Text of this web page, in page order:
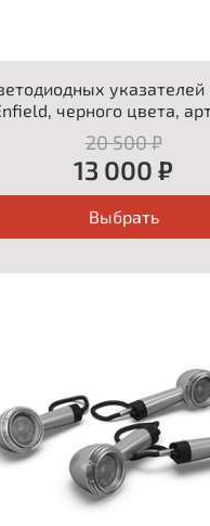
черного цвета,
20 500 ₽
13 000 ₽
Выбрать